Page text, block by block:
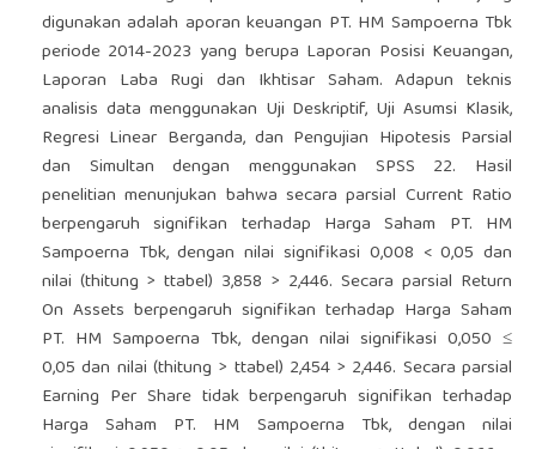
digunakan adalah aporan keuangan PT. HM Sampoerna Tbk
periode 2014-2023 yang berupa Laporan Posisi Keuangan,
Laporan Laba Rugi dan Ikhtisar Saham. Adapun teknis
analisis data menggunakan Uji Deskriptif, Uji Asumsi Klasik,
Regresi Linear Berganda, dan Pengujian Hipotesis Parsial
dan Simultan dengan menggunakan SPSS 22. Hasil
penelitian menunjukan bahwa secara parsial Current Ratio
berpengaruh signifikan terhadap Harga Saham PT. HM
Sampoerna Tbk, dengan nilai signifikasi 0,008 < 0,05 dan
nilai (thitung > ttabel) 3,858 > 2,446. Secara parsial Return
On Assets berpengaruh signifikan terhadap Harga Saham
PT. HM Sampoerna Tbk, dengan nilai signifikasi 0,050 ≤
0,05 dan nilai (thitung > ttabel) 2,454 > 2,446. Secara parsial
Earning Per Share tidak berpengaruh signifikan terhadap
Harga Saham PT. HM Sampoerna Tbk, dengan nilai